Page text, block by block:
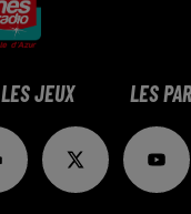
LES JEUX LES